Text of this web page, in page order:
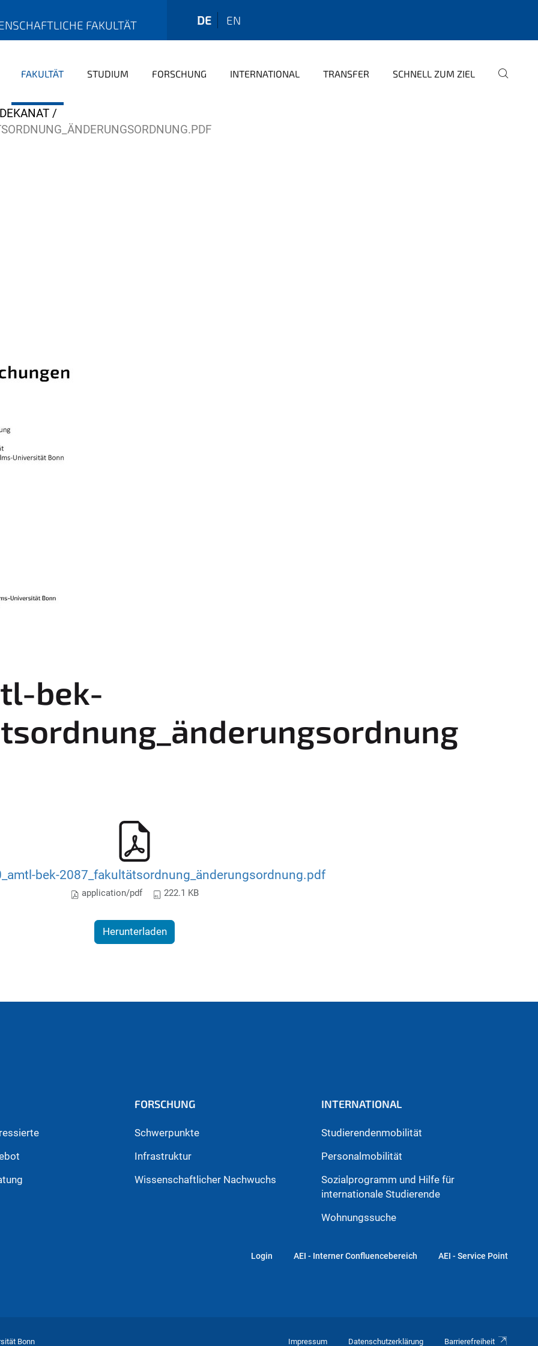
FAKULTÄT DE EN
FAKULTÄT STUDIUM FORSCHUNG INTERNATIONAL TRANSFER SCHNELL ZUM ZIEL
bek-
bek-2087_fakultätsordnung_änderungsordnung.pdf
application/pdf 222.1 KB
Herunterladen
FORSCHUNG
Schwerpunkte
Infrastruktur
Wissenschaftlicher Nachwuchs
INTERNATIONAL
Studierendenmobilität
Personalmobilität
Sozialprogramm und Hilfe für
internationale Studierende
Wohnungssuche
Login AEI - Interner Confluencebereich AEI - Service Point
Bonn Impressum Datenschutzerklärung Barrierefreiheit